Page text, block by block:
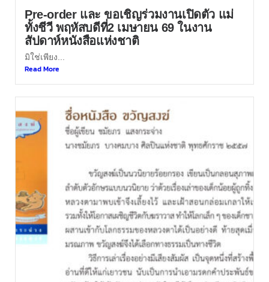
Pre-order และ ขอเชิญร่วมงานเปิดตัว แม่
ทั้งชีวี พฤหัสบดีที่2 เมษายน 69 ในงาน
สัปดาห์หนังสือแห่งชาติ
มิใช่เพียง...
Read More